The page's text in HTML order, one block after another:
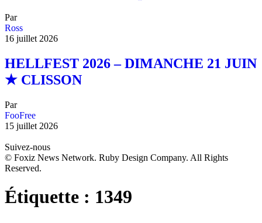
Par
Ross
16 juillet 2026
HELLFEST 2026 – DIMANCHE 21 JUIN
★ CLISSON
Par
FooFree
15 juillet 2026
Suivez-nous
© Foxiz News Network. Ruby Design Company. All Rights
Reserved.
Étiquette : 1349